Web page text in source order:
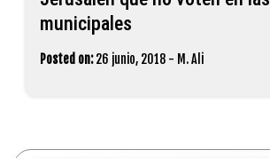
municipales
Posted on: 26 junio, 2018 - M. Ali